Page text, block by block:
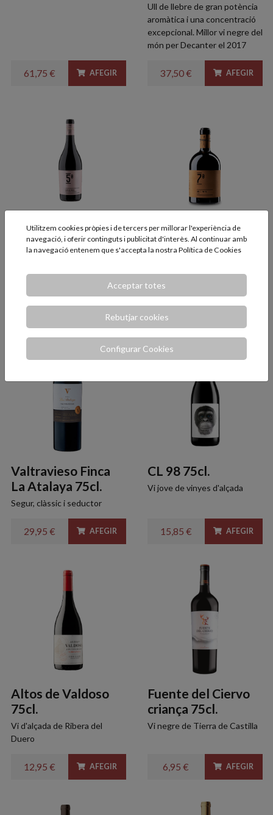
61,75 € AFEGIR
Ull de llebre de gran potència
aromàtica i una concentració
excepcional. Millor vi negre del
món per Decanter el 2017
37,50 € AFEGIR
Lar de Maía 5º 75cl.
Vi natural, sense additius i
14,50 € AFEGIR
Lar de Maía Autor
7º 75cl.
31,75 € AFEGIR
Valtravieso Finca
La Atalaya 75cl.
Segur, clàssic i seductor
29,95 € AFEGIR
CL 98 75cl.
Vi jove de vinyes d'alçada
15,85 € AFEGIR
Altos de Valdoso
75cl.
Vi d'alçada de Ribera del
Duero
12,95 € AFEGIR
Fuente del Ciervo
criança 75cl.
Vi negre de Tierra de Castilla
6,95 € AFEGIR
Utilitzem cookies pròpies i de tercers per millorar l'experiència de
navegació, i oferir continguts i publicitat d'interès. Al continuar amb
la navegació entenem que s'accepta la nostra Política de Cookies
Acceptar totes
Rebutjar cookies
Configurar Cookies